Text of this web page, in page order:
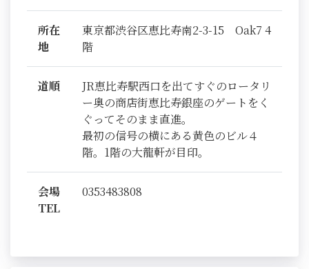
所在
地
東京都渋谷区恵比寿南2-3-15 Oak7 4
階
道順
JR恵比寿駅西口を出てすぐのロータリ
ー奥の商店街恵比寿銀座のゲートをく
ぐってそのまま直進。
最初の信号の横にある黄色のビル４
階。1階の大龍軒が目印。
会場
TEL
0353483808